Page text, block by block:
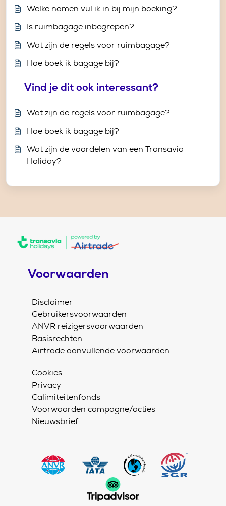
Welke namen vul ik in bij mijn boeking?
Is ruimbagage inbegrepen?
Wat zijn de regels voor ruimbagage?
Hoe boek ik bagage bij?
Vind je dit ook interessant?
Wat zijn de regels voor ruimbagage?
Hoe boek ik bagage bij?
Wat zijn de voordelen van een Transavia
Holiday?
Voorwaarden
Disclaimer
Gebruikersvoorwaarden
ANVR reizigersvoorwaarden
Basisrechten
Airtrade aanvullende voorwaarden
Cookies
Privacy
Calimiteitenfonds
Voorwaarden campagne/acties
Nieuwsbrief